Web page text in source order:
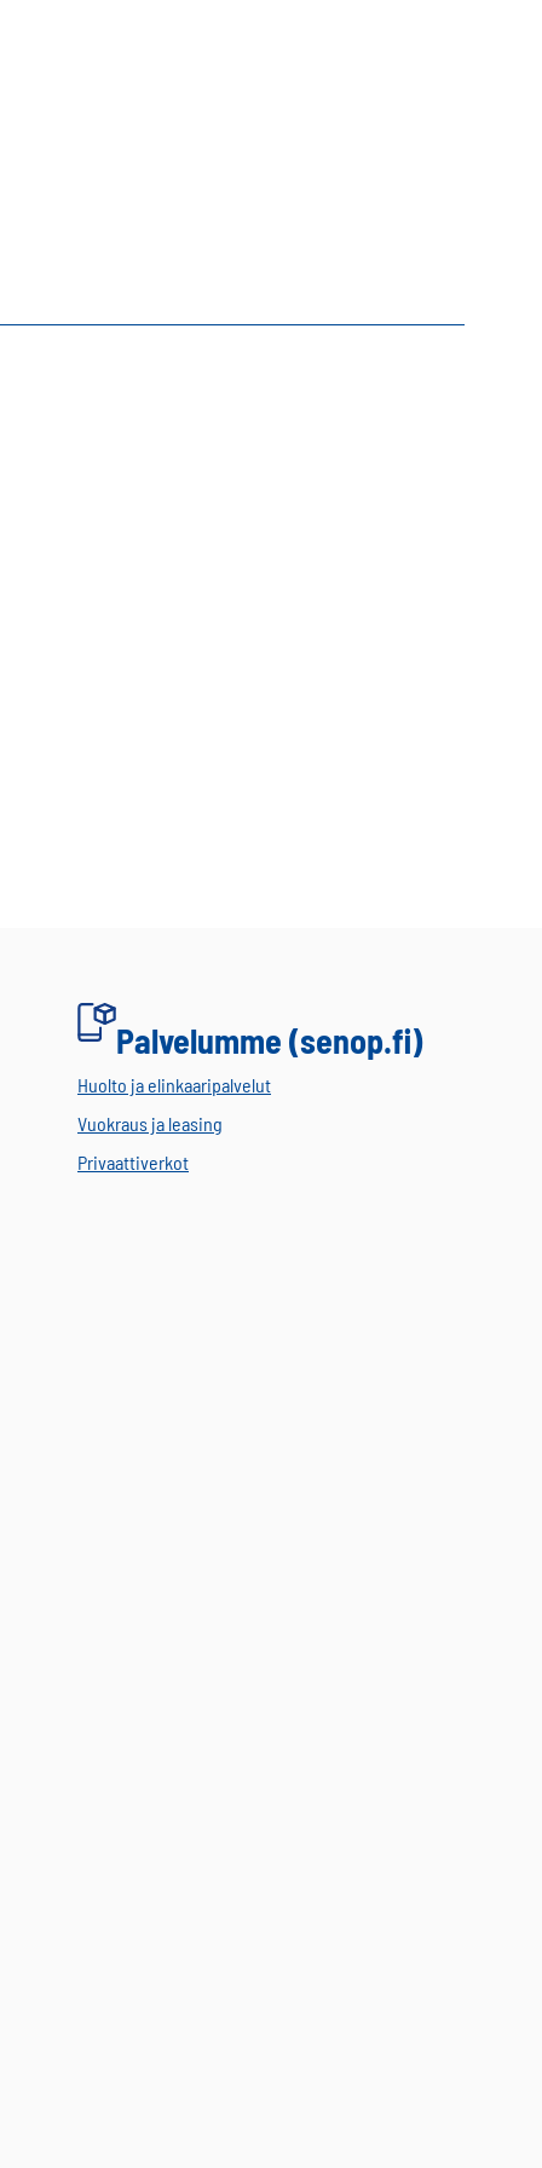
Palvelumme (senop.fi)
Huolto ja elinkaaripalvelut
Vuokraus ja leasing
Privaattiverkot